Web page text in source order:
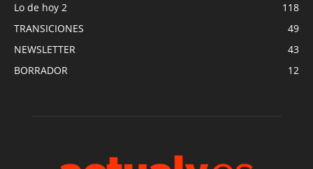
Lo de hoy 2
118
TRANSICIONES
49
NEWSLETTER
43
BORRADOR
12